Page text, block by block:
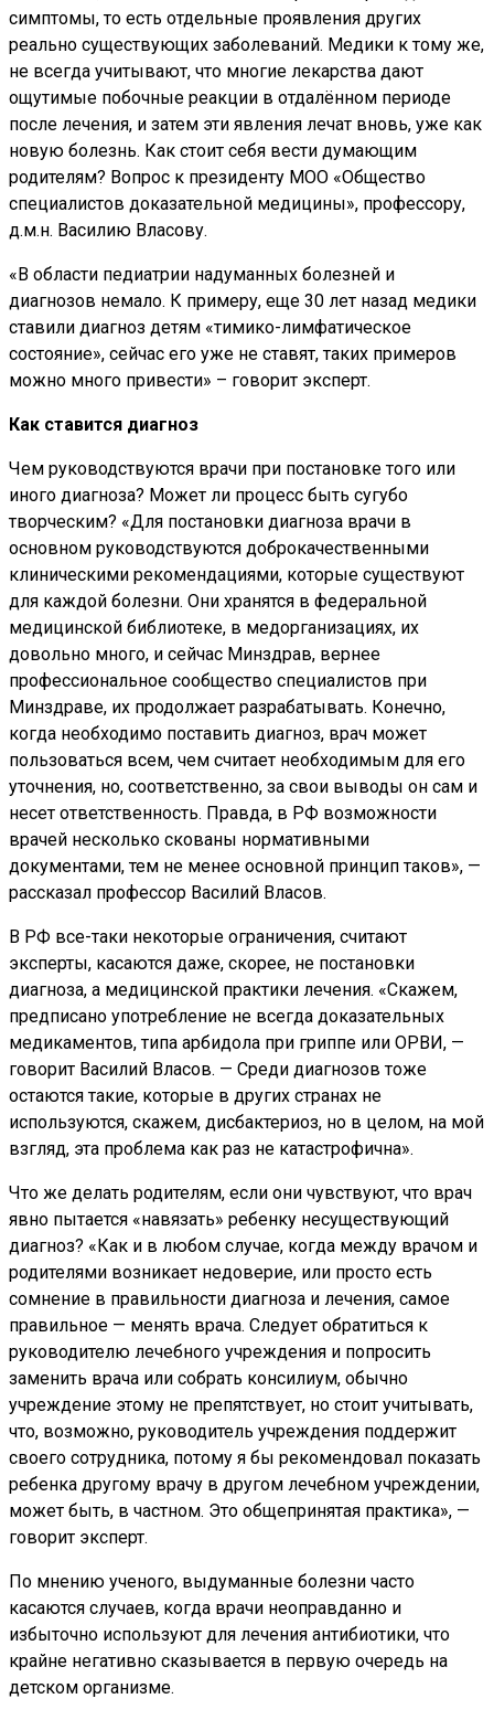
симптомы, то есть отдельные проявления других
реально существующих заболеваний. Медики к тому же,
не всегда учитывают, что многие лекарства дают
ощутимые побочные реакции в отдалённом периоде
после лечения, и затем эти явления лечат вновь, уже как
новую болезнь. Как стоит себя вести думающим
родителям? Вопрос к президенту МОО «Общество
специалистов доказательной медицины», профессору,
д.м.н. Василию Власову.
«В области педиатрии надуманных болезней и
диагнозов немало. К примеру, еще 30 лет назад медики
ставили диагноз детям «тимико-лимфатическое
состояние», сейчас его уже не ставят, таких примеров
можно много привести» – говорит эксперт.
Как ставится диагноз
Чем руководствуются врачи при постановке того или
иного диагноза? Может ли процесс быть сугубо
творческим? «Для постановки диагноза врачи в
основном руководствуются доброкачественными
клиническими рекомендациями, которые существуют
для каждой болезни. Они хранятся в федеральной
медицинской библиотеке, в медорганизациях, их
довольно много, и сейчас Минздрав, вернее
профессиональное сообщество специалистов при
Минздраве, их продолжает разрабатывать. Конечно,
когда необходимо поставить диагноз, врач может
пользоваться всем, чем считает необходимым для его
уточнения, но, соответственно, за свои выводы он сам и
несет ответственность. Правда, в РФ возможности
врачей несколько скованы нормативными
документами, тем не менее основной принцип таков», —
рассказал профессор Василий Власов.
В РФ все-таки некоторые ограничения, считают
эксперты, касаются даже, скорее, не постановки
диагноза, а медицинской практики лечения. «Скажем,
предписано употребление не всегда доказательных
медикаментов, типа арбидола при гриппе или ОРВИ, —
говорит Василий Власов. — Среди диагнозов тоже
остаются такие, которые в других странах не
используются, скажем, дисбактериоз, но в целом, на мой
взгляд, эта проблема как раз не катастрофична».
Что же делать родителям, если они чувствуют, что врач
явно пытается «навязать» ребенку несуществующий
диагноз? «Как и в любом случае, когда между врачом и
родителями возникает недоверие, или просто есть
сомнение в правильности диагноза и лечения, самое
правильное — менять врача. Следует обратиться к
руководителю лечебного учреждения и попросить
заменить врача или собрать консилиум, обычно
учреждение этому не препятствует, но стоит учитывать,
что, возможно, руководитель учреждения поддержит
своего сотрудника, потому я бы рекомендовал показать
ребенка другому врачу в другом лечебном учреждении,
может быть, в частном. Это общепринятая практика», —
говорит эксперт.
По мнению ученого, выдуманные болезни часто
касаются случаев, когда врачи неоправданно и
избыточно используют для лечения антибиотики, что
крайне негативно сказывается в первую очередь на
детском организме.